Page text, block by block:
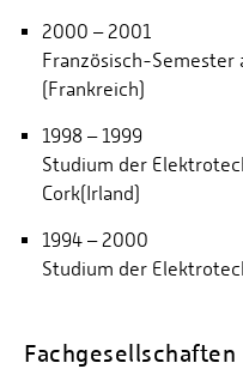
2000 – 2001
Französisch-Semester
(Frankreich)
1998 – 1999
Studium der
Cork(Irland)
1994 – 2000
Studium der
Fachgesellschaften